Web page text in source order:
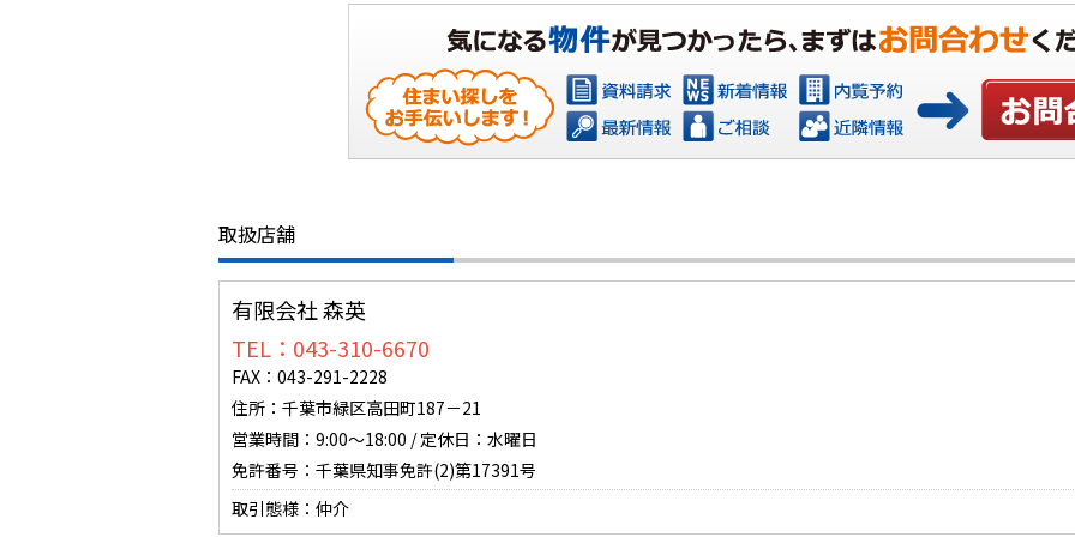
取扱店舗
有限会社 森英
TEL：043-310-6670
FAX：043-291-2228
住所：千葉市緑区高田町187－21
営業時間：9:00～18:00 / 定休日：水曜日
免許番号：千葉県知事免許(2)第17391号
取引態様：仲介